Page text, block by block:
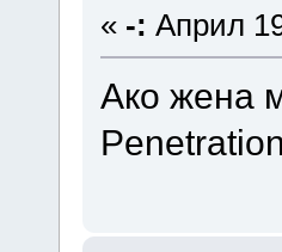
« -: Април
Ако жена